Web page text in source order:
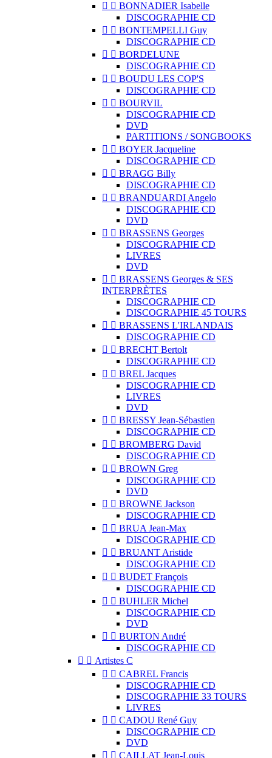
  BONNADIER Isabelle
DISCOGRAPHIE CD
  BONTEMPELLI Guy
DISCOGRAPHIE CD
  BORDELUNE
DISCOGRAPHIE CD
  BOUDU LES COP'S
DISCOGRAPHIE CD
  BOURVIL
DISCOGRAPHIE CD
DVD
PARTITIONS / SONGBOOKS
  BOYER Jacqueline
DISCOGRAPHIE CD
  BRAGG Billy
DISCOGRAPHIE CD
  BRANDUARDI Angelo
DISCOGRAPHIE CD
DVD
  BRASSENS Georges
DISCOGRAPHIE CD
LIVRES
DVD
  BRASSENS Georges & SES
INTERPRÈTES
DISCOGRAPHIE CD
DISCOGRAPHIE 45 TOURS
  BRASSENS L'IRLANDAIS
DISCOGRAPHIE CD
  BRECHT Bertolt
DISCOGRAPHIE CD
  BREL Jacques
DISCOGRAPHIE CD
LIVRES
DVD
  BRESSY Jean-Sébastien
DISCOGRAPHIE CD
  BROMBERG David
DISCOGRAPHIE CD
  BROWN Greg
DISCOGRAPHIE CD
DVD
  BROWNE Jackson
DISCOGRAPHIE CD
  BRUA Jean-Max
DISCOGRAPHIE CD
  BRUANT Aristide
DISCOGRAPHIE CD
  BUDET François
DISCOGRAPHIE CD
  BUHLER Michel
DISCOGRAPHIE CD
DVD
  BURTON André
DISCOGRAPHIE CD
  Artistes C
  CABREL Francis
DISCOGRAPHIE CD
DISCOGRAPHIE 33 TOURS
LIVRES
  CADOU René Guy
DISCOGRAPHIE CD
DVD
  CAILLAT Jean-Louis